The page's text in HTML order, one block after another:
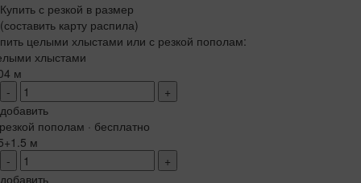
Купить с резкой в размер
(составить карту распила)
целыми хлыстами или с резкой пополам:
хлыстами
м
-
+
добавить
пополам · бесплатно
м
-
+
добавить